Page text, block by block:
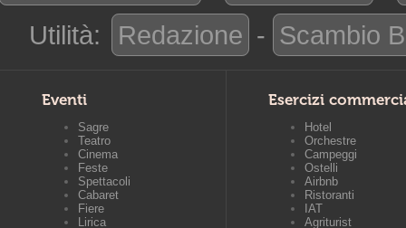
Utilità:
Redazione - Scambio
Eventi
Sagre
Teatro
Cinema
Feste
Spettacoli
Cabaret
Fiere
Lirica
Esercizi
Hotel
Orchestre
Campeggi
Ostelli
Airbnb
Ristoranti
IAT
Agriturist